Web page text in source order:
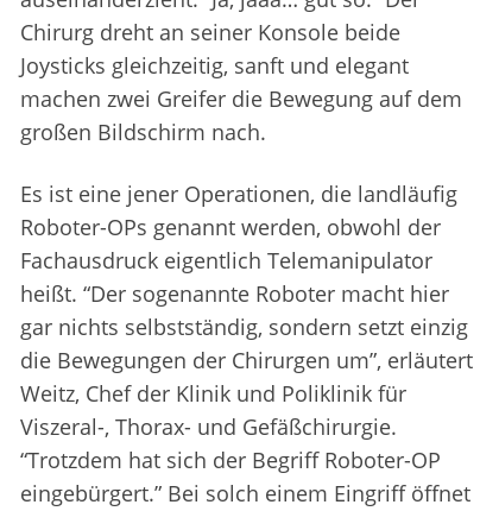
Chirurg dreht an seiner Konsole beide
Joysticks gleichzeitig, sanft und elegant
machen zwei Greifer die Bewegung auf dem
großen Bildschirm nach.
Es ist eine jener Operationen, die landläufig
Roboter-OPs genannt werden, obwohl der
Fachausdruck eigentlich Telemanipulator
heißt. “Der sogenannte Roboter macht hier
gar nichts selbstständig, sondern setzt einzig
die Bewegungen der Chirurgen um”, erläutert
Weitz, Chef der Klinik und Poliklinik für
Viszeral-, Thorax- und Gefäßchirurgie.
“Trotzdem hat sich der Begriff Roboter-OP
eingebürgert.” Bei solch einem Eingriff öffnet